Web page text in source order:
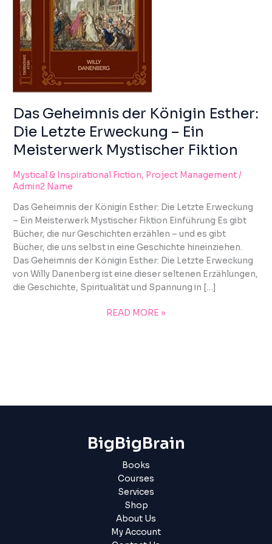
Das Geheimnis der Königin Esther:
Die Letzte Erweckung – Ein
Meisterwerk Mystischer Fiktion
Mystical & Inspirational Fiction, Project Management/
Admin2 Name
Das Geheimnis der Königin Esther: Die Letzte Erweckung
– Ein Meisterwerk Mystischer Fiktion Einführung Es gibt
Bücher, die nur Geschichten erzählen – und es gibt
Bücher, die uns selbst in eine Geschichte hineinziehen.
Das Geheimnis der Königin Esther: Die Letzte Erweckung
von Willy Danenberg ist eine dieser seltenen Erzählungen,
die Geschichte, Spiritualität und Spannung in […]
ERWECKUNG
–
EIN
MEISTERWERK
MYSTISCHER
FIKTION
READ MORE »
BigBigBrain
Books
Courses
Services
Shop
About Us
My Account
contact
form
website.
This
site
uses
Compliance
Check
plugin
enhance
accessibility.